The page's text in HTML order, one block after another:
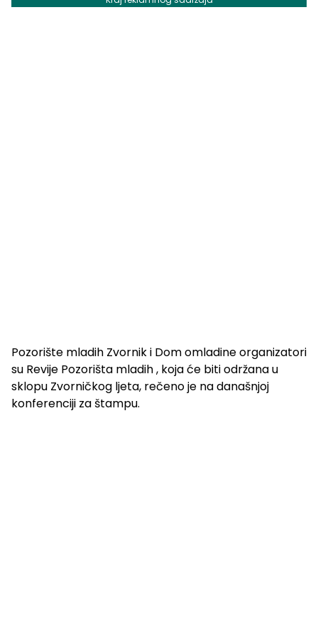
Pozorište mladih Zvornik i Dom omladine organizatori
su Revije Pozorišta mladih , koja će biti održana u
sklopu Zvorničkog ljeta, rečeno je na današnjoj
konferenciji za štampu.